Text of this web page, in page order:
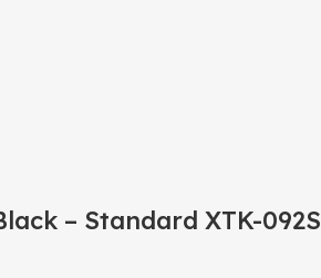
– Standard XTK-092S